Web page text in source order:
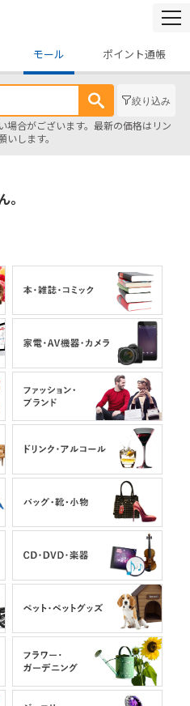
モール ポイント通帳
絞り込み
合がございます。最新の価格はリン
します。
。